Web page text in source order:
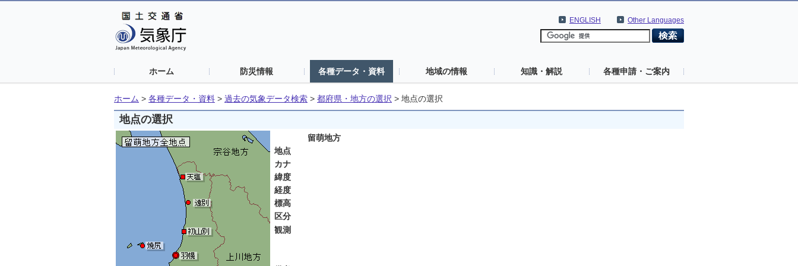
Other Languages
ENGLISH
ホーム 防災情報 各種データ・資料 地域の情報 知識・解説 各種申請・ご案内
ホーム > 各種データ・資料 > 過去の気象データ検索 > 都府県・地方の選択 > 地点の選択
地点の選択
留萌地方
地点
カナ
緯度
経度
標高
区分
観測